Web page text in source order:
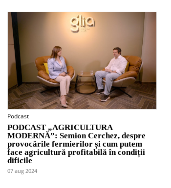
Podcast
PODCAST „AGRICULTURA
MODERNĂ”: Semion Cerchez, despre
provocările fermierilor și cum putem
face agricultură profitabilă în condiții
dificile
07 aug 2024